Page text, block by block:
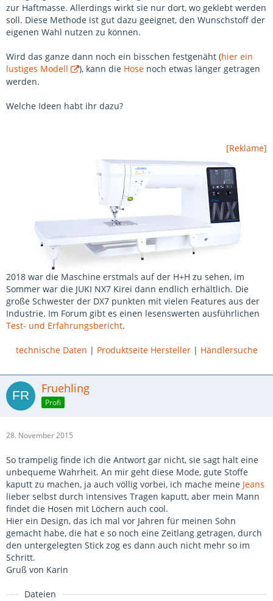
zur Haftmasse. Allerdings wirkt sie nur dort, wo geklebt werden
soll. Diese Methode ist gut dazu geeignet, den Wunschstoff der
eigenen Wahl nutzen zu können.
Wird das ganze dann noch ein bisschen festgenäht (hier ein
lustiges Modell
), kann die Hose noch etwas länger getragen
werden.
Welche Ideen habt ihr dazu?
[Reklame]
2018 war die Maschine erstmals auf der H+H zu sehen, im
Sommer war die JUKI NX7 Kirei dann endlich erhältlich. Die
große Schwester der DX7 punkten mit vielen Features aus der
Industrie. Im Forum gibt es einen lesenswerten ausführlichen
Test- und Erfahrungsbericht.
technische Daten | Produktseite Hersteller| Händlersuche
Fruehling
Profi
28. November 2015
So trampelig finde ich die Antwort gar nicht, sie sagt halt eine
unbequeme Wahrheit. An mir geht diese Mode, gute Stoffe
kaputt zu machen, ja auch völlig vorbei, ich mache meine Jeans
lieber selbst durch intensives Tragen kaputt, aber mein Mann
findet die Hosen mit Löchern auch cool.
Hier ein Design, das ich mal vor Jahren für meinen Sohn
gemacht habe, die hat e so noch eine Zeitlang getragen, durch
den untergelegten Stick zog es dann auch nicht mehr so im
Schritt.
Gruß von Karin
Dateien